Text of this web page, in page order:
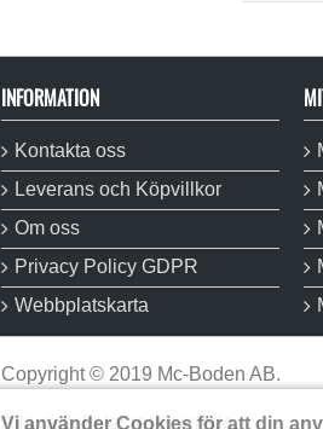
INFORMATION
Kontakta oss
Leverans och Köpvillkor
Om oss
Privacy Policy GDPR
Webbplatskarta
Copyright© 2019 Mc-Boden AB.
Alla rättigheter reserverade.
Vi använder Cookies för att din